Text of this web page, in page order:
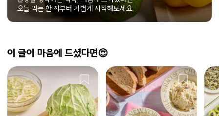
오늘 먹는 한 끼부터 가볍게 시작해보세요.
이 글이 마음에 드셨다면😍